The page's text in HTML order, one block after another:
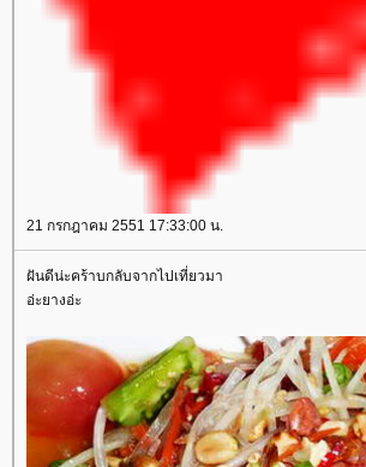
21 กรกฎาคม 2551 17:33:00 น.
ฝันดีน่ะคร้าบกลับจากไปเที่ยวมา
อ่ะยางอ่ะ